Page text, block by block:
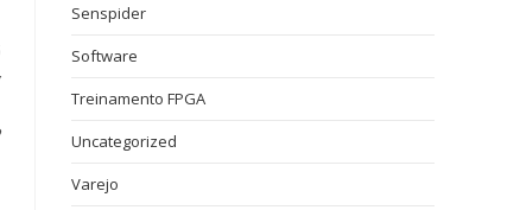
Senspider
Software
Treinamento FPGA
Uncategorized
Varejo